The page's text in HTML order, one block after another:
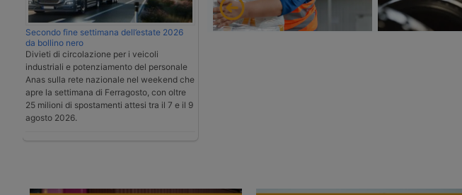
Secondo fine settimana dell’estate 2026
da bollino nero
Divieti di circolazione per i veicoli
industriali e potenziamento del personale
Anas sulla rete nazionale nel weekend che
apre la settimana di Ferragosto, con oltre
25 milioni di spostamenti attesi tra il 7 e il 9
agosto 2026.